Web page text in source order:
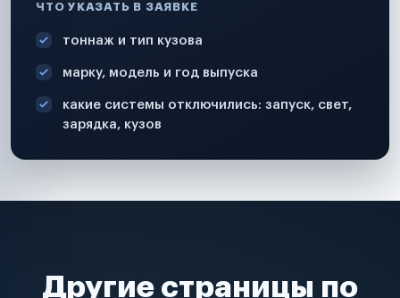
ЧТО УКАЗАТЬ В ЗАЯВКЕ
тоннаж и тип кузова
марку, модель и год выпуска
какие системы отключились: запуск, свет,
зарядка, кузов
Другие страницы по